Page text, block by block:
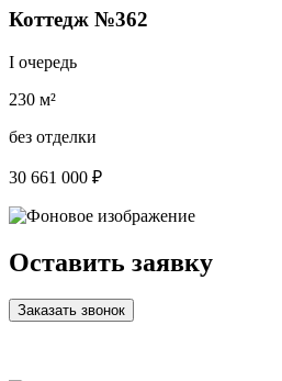
Коттедж №362
I очередь
230 м²
без отделки
30 661 000 ₽
Оставить заявку
Заказать звонок